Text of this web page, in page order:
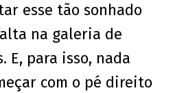
esse tão sonhado
na galeria de
E, para isso, nada
com o pé direito